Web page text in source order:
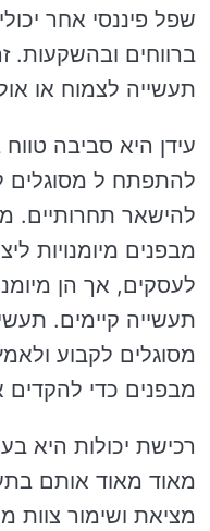
שפל פיננסי אחר
ברווחים ובהשקעות.
תעשייה לצמוח או
עידן היא סביבה
להתפתח ל מסוגלים
להישאר תחרותיים.
מבפנים מיומנויות
לעסקים, אך הן
תעשייה קיימים.
מסוגלים לקבוע
מבפנים כדי
רכישת יכולות היא
מאוד מאוד אותם
מציאת ושימור צוות